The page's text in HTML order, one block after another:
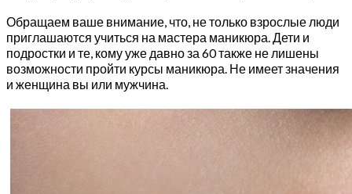
Обращаем ваше внимание, что, не только взрослые люди
приглашаются учиться на мастера маникюра. Дети и
подростки и те, кому уже давно за 60 также не лишены
возможности пройти курсы маникюра. Не имеет значения
и женщина вы или мужчина.